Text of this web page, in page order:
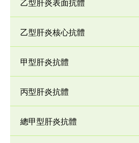
乙型肝炎表面抗體
乙型肝炎核心抗體
甲型肝炎抗體
丙型肝炎抗體
總甲型肝炎抗體